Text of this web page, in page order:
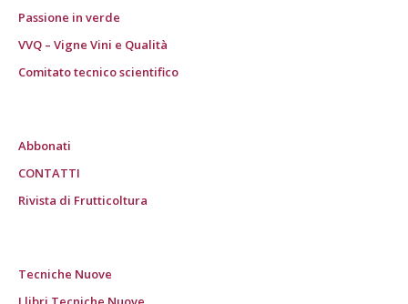
Passione in verde
VVQ – Vigne Vini e Qualità
Comitato tecnico scientifico
Abbonati
CONTATTI
Rivista di Frutticoltura
Tecniche Nuove